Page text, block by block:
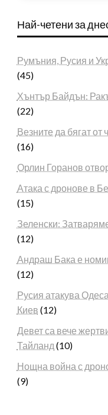
Най-четени за
Румъния, Русия и
(45)
Хънтър Байдън:
(22)
Везните да бягат
(16)
Орлин Горанов
Атака с дронове в
(15)
Зеленски:
(12)
Андраш Бака е
(12)
Русия атакува
Киев (12)
Девет са вече
Тайланд (10)
Нощна война с
(9)